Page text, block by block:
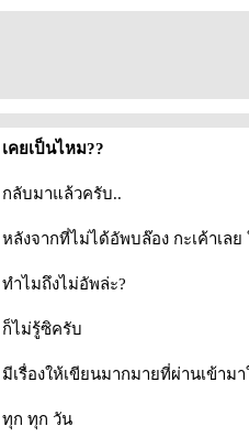
เคยเป็นไหม??
กลับมาแล้วครับ..
หลังจากที่ไม่ได้อัพบล๊อง กะเค้าเล
ทำไมถึงไม่อัพล่ะ?
ก็ไม่รู้ซิครับ
มีเรื่องให้เขียนมากมายที่ผ่านเข้าม
ทุก ทุก วัน